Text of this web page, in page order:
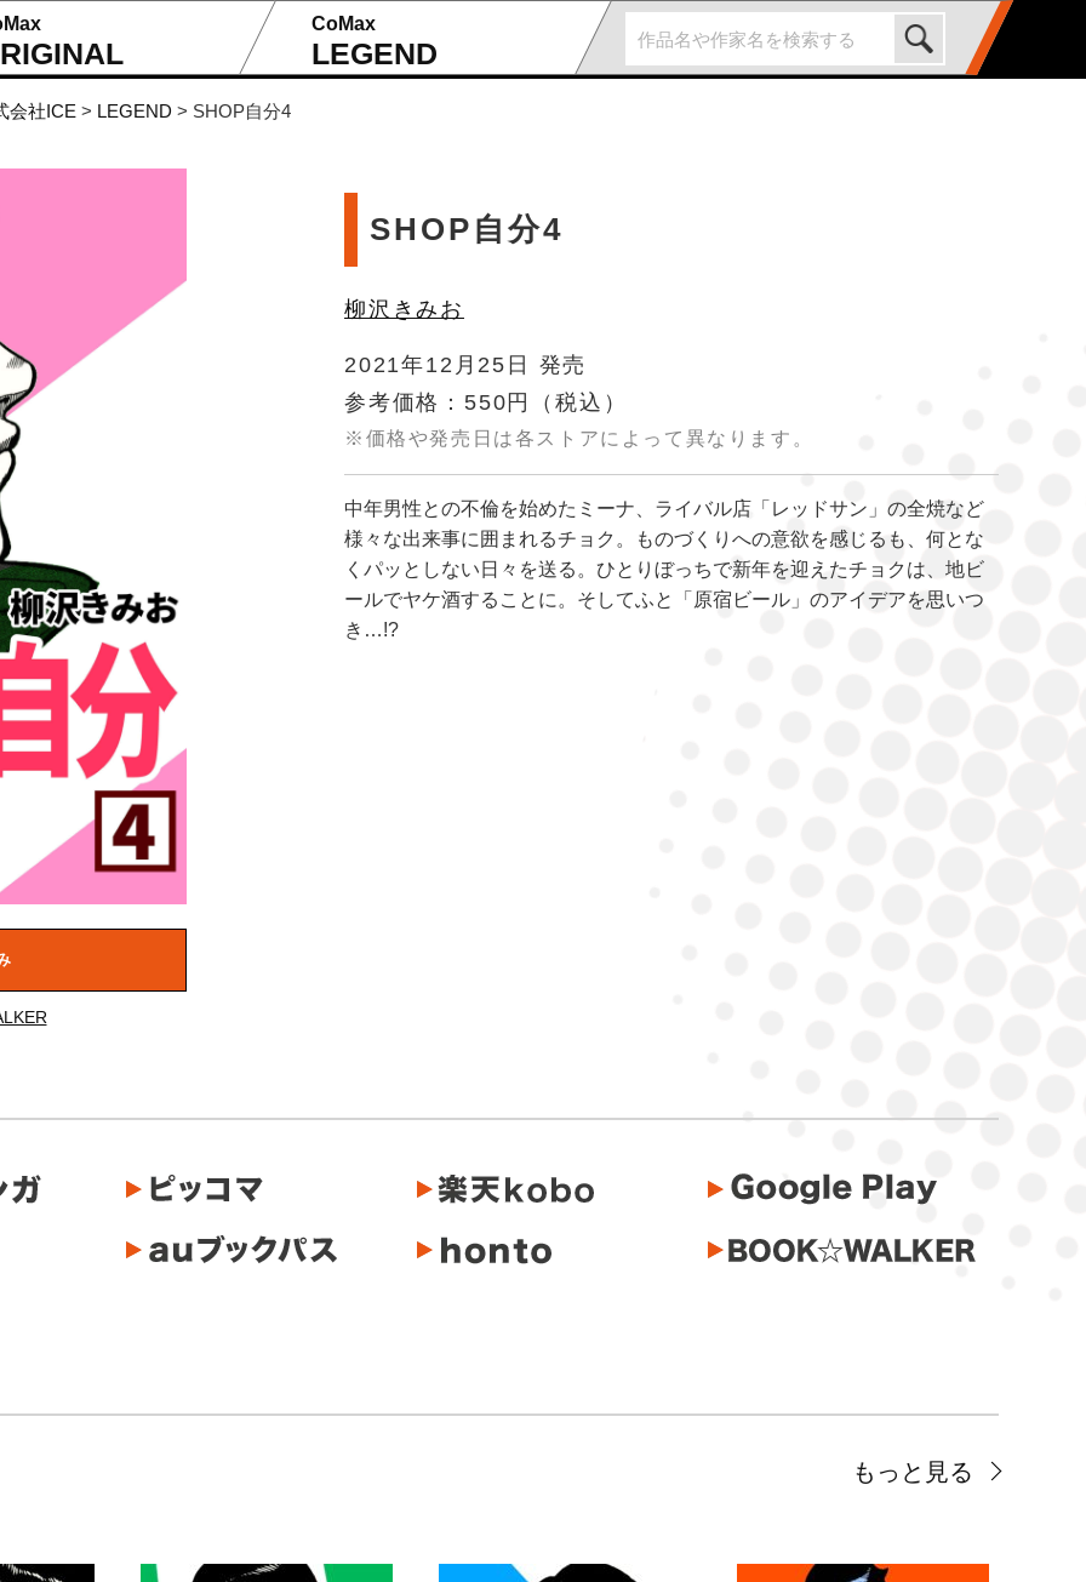
CoMax
LEGEND
会社ICE > LEGEND > SHOP自分4
SHOP自分4
柳沢きみお
2021年12月25日 発売
参考価格：550円
（税込）
※価格や発売日は各ストアによって異なります。
中年男性との不倫を始めたミーナ、ライバル店「レッドサン」の全焼など
様々な出来事に囲まれるチョク。ものづくりへの意欲を感じるも、何とな
くパッとしない日々を送る。ひとりぼっちで新年を迎えたチョクは、地ビ
ールでヤケ酒することに。そしてふと「原宿ビール」のアイデアを思いつ
き…!?
もっと見る